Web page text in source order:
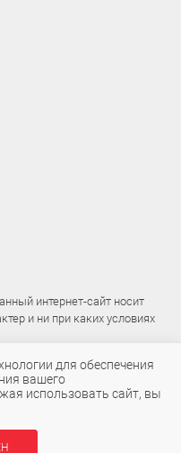
интернет-сайт носит
и ни при каких условиях
для обеспечения
вашего
использовать сайт, вы